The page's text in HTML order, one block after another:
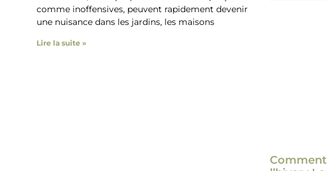
comme inoffensives, peuvent rapidement devenir
une nuisance dans les jardins, les maisons
Lire la suite »